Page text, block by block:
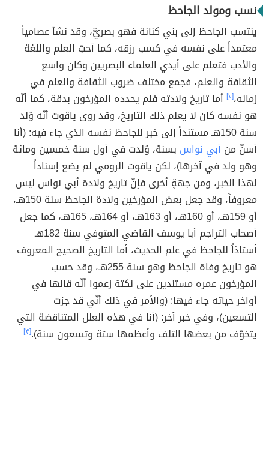
نسب ومولد الجاحظ
ينتسب الجاحظ إلى بني كنانة فهو بصريٌّ، وقد نشأ عصامياً
معتمداً على نفسه في كسب رزقه، كما أحبّ العلم واللغة
والأدب فتعلم على أيدي العلماء البصريين وكان واسع
الثقافة والعلم، فجمع مختلف ضروب الثقافة والعلم في
زمانه،[٢]
أما تاريخ ولادته فلم يحدده المؤرخون بدقة، كما أنّه
هو نفسه كان لا يعلم ذلك التاريخ، وقد روى ياقوت أنّه وُلد
سنة 150هـ مستنداً إلى خبر للجاحظ نفسه الذي جاء فيه: (أنا
أسنّ من أبي نواس بسنة، وُلدت في أول سنة خمسين ومائة
وهو ولد في آخرها)، لكن ياقوت الرومي لم يضع إسناداً
لهذا الخبر، ومن جهةٍ أخرى فإنّ تاريخ ولادة أبي نواس ليس
معروفاً، وقد جعل بعض المؤرخين ولادة الجاحظ سنة 150هـ،
أو 159هـ، أو 160هـ، أو 163هـ، أو 164هـ، 165هـ، كما جعل
أصحاب التراجم أبا يوسف القاضي المتوفي سنة 182هـ
أستاذاً للجاحظ في علم الحديث، أما التاريخ الصحيح المعروف
هو تاريخ وفاة الجاحظ وهو سنة 255هـ، وقد حسب
المؤرخون عمره مستندين على نكتة زعموا أنّه قالها في
أواخر حياته جاء فيها: (والأمر في ذلك أنّي قد جزت
التسعين)، وفي خبر آخر: (أنا في هذه العلل المتناقضة التي
يتخوّف من بعضها التلف وأعظمها ستة وتسعون سنة).[٣]